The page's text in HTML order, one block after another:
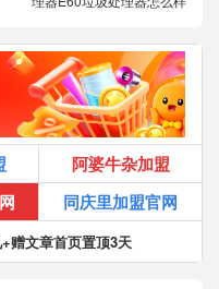
阿婆牛杂加盟
同庆里加盟官网
赠文章首页置顶3天